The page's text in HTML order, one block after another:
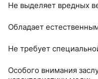
Не выделяет вредных
Обладает
Не требует
Особого внимания